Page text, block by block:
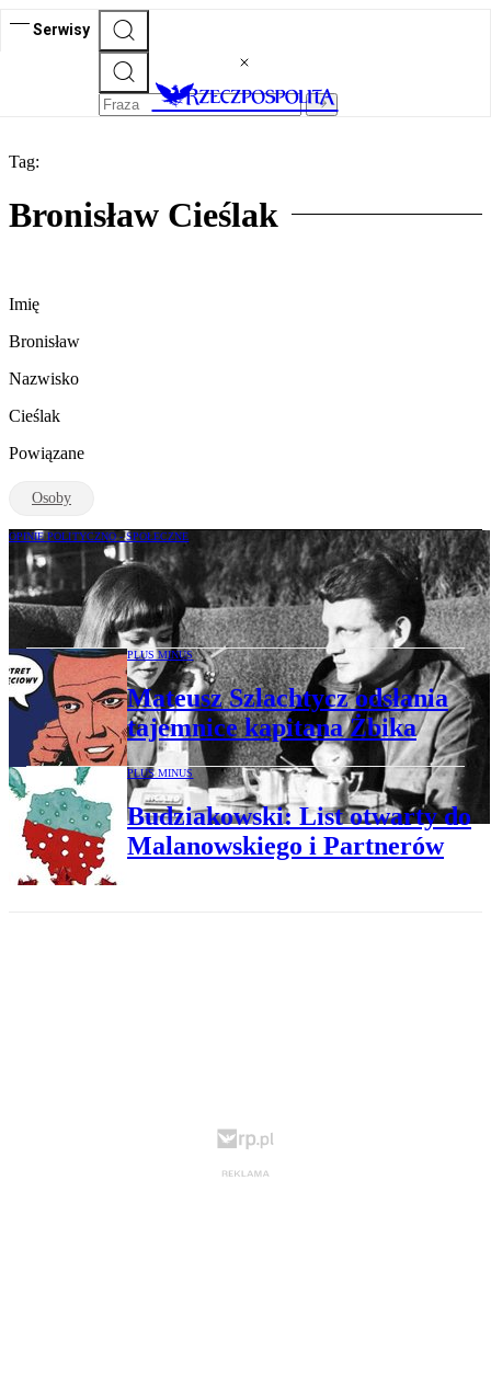
Serwisy
Tag:
Bronisław Cieślak
Imię
Bronisław
Nazwisko
Cieślak
Powiązane
Osoby
OPINIE POLITYCZNO - SPOŁECZNE
Mariusz Cieślik: Pochwała
popkomunizmu
PLUS MINUS
Mateusz Szlachtycz odsłania
tajemnice kapitana Żbika
PLUS MINUS
Budziakowski: List otwarty do
Malanowskiego i Partnerów